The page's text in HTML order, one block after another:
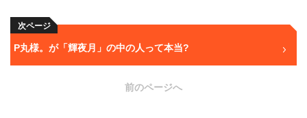
次ページ
P丸様。が「輝夜月」の中の人って本当?
前のページへ